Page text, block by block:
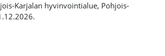
Karjalan hyvinvointialue, Pohjois-